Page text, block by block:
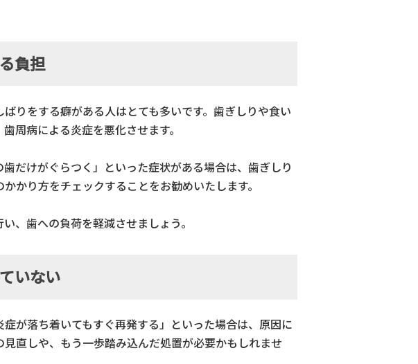
負担
りをする癖がある人はとても多いです。歯ぎしりや食い
周病による炎症を悪化させます。
歯だけがぐらつく」といった症状がある場合は、歯ぎしり
かり方をチェックすることをお勧めいたします。
、歯への負荷を軽減させましょう。
いない
症が落ち着いてもすぐ再発する」といった場合は、原因に
直しや、もう一歩踏み込んだ処置が必要かもしれませ